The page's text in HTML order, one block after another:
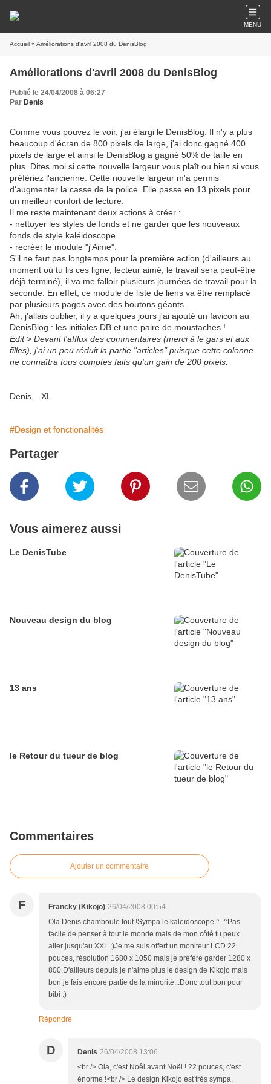
MENU
Accueil » Améliorations d'avril 2008 du DenisBlog
Améliorations d'avril 2008 du DenisBlog
Publié le 24/04/2008 à 06:27
Par Denis
Comme vous pouvez le voir, j'ai élargi le DenisBlog. Il n'y a plus
beaucoup d'écran de 800 pixels de large, j'ai donc gagné 400
pixels de large et ainsi le DenisBlog a gagné 50% de taille en
plus. Dites moi si cette nouvelle largeur vous plaît ou bien si vous
préfériez l'ancienne. Cette nouvelle largeur m'a permis
d'augmenter la casse de la police. Elle passe en 13 pixels pour
un meilleur confort de lecture.
Il me reste maintenant deux actions à créer :
- nettoyer les styles de fonds et ne garder que les nouveaux
fonds de style kaléidoscope
- recréer le module "j'Aime".
S'il ne faut pas longtemps pour la première action (d'ailleurs au
moment où tu lis ces ligne, lecteur aimé, le travail sera peut-être
déjà terminé), il va me falloir plusieurs journées de travail pour la
seconde. En effet, ce module de liste de liens va être remplacé
par plusieurs pages avec des boutons géants.
Ah, j'allais oublier, il y a quelques jours j'ai ajouté un favicon au
DenisBlog : les initiales DB et une paire de moustaches !
Edit > Devant l'afflux des commentaires (merci à le gars et aux
filles), j'ai un peu réduit la partie "articles" puisque cette colonne
ne connaîtra tous comptes faits qu'un gain de 200 pixels.
Denis, XL
#Design et fonctionalités
Partager
Vous aimerez aussi
Le DenisTube
Nouveau design du blog
13 ans
le Retour du tueur de blog
Commentaires
Ajouter un commentaire
F Francky (Kikojo) 26/04/2008 00:54
Ola Denis chamboule tout !Sympa le kaleïdoscope ^_^Pas
facile de penser à tout le monde mais de mon côté tu peux
aller jusqu'au XXL ;)Je me suis offert un moniteur LCD 22
pouces, résolution 1680 x 1050 mais je préfère garder 1280 x
800.D'ailleurs depuis je n'aime plus le design de Kikojo mais
bon je fais encore partie de la minorité...Donc tout bon pour
bibi :)
Répondre
D Denis 26/04/2008 13:06
<br /> Ola, c'est Noêl avant Noël ! 22 pouces, c'est
énorme !<br /> Le design Kikojo est très sympa,